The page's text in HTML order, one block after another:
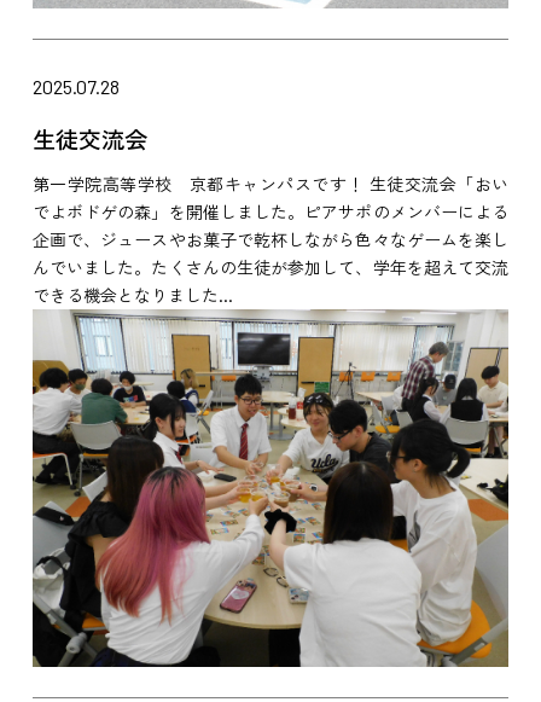
2025.07.28
生徒交流会
第一学院高等学校 京都キャンパスです！ 生徒交流会「おい
でよボドゲの森」を開催しました。ピアサポのメンバーによる
企画で、ジュースやお菓子で乾杯しながら色々なゲームを楽し
んでいました。たくさんの生徒が参加して、学年を超えて交流
できる機会となりました...